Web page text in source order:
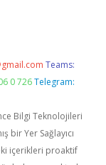
Teams:
0 726 Telegram:
Bilgi Teknolojileri
bir Yer Sağlayıcı
içerikleri proaktif